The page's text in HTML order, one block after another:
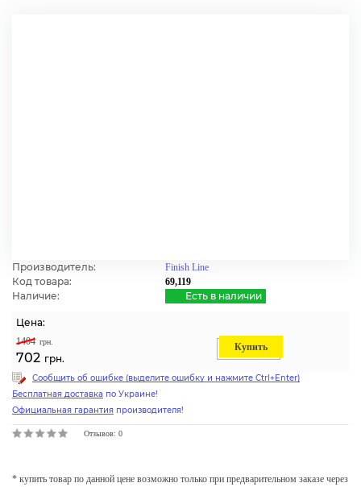
Производитель: Finish Line
Код товара: 69,119
Наличие: Есть в наличии
Цена:
1404 грн.
702 грн.
Купить
Сообщить об ошибке (выделите ошибку и нажмите Ctrl+Enter)
Бесплатная доставка по Украине!
Официальная гарантия производителя!
Отзывов: 0
* купить товар по данной цене возможно только при предварительном заказе через